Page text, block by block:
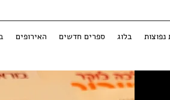
האירופים ספרים חדשים בלוג